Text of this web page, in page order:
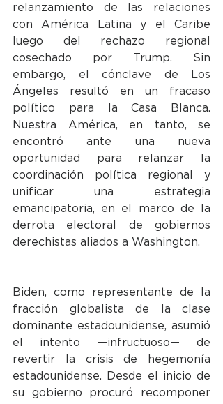
relanzamiento de las relaciones
con América Latina y el Caribe
luego del rechazo regional
cosechado por Trump. Sin
embargo, el cónclave de Los
Ángeles resultó en un fracaso
político para la Casa Blanca.
Nuestra América, en tanto, se
encontró ante una nueva
oportunidad para relanzar la
coordinación política regional y
unificar una estrategia
emancipatoria, en el marco de la
derrota electoral de gobiernos
derechistas aliados a Washington.
Biden, como representante de la
fracción globalista de la clase
dominante estadounidense, asumió
el intento —infructuoso— de
revertir la crisis de hegemonía
estadounidense. Desde el inicio de
su gobierno procuró recomponer